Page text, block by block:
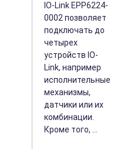
IO-Link EPP6224-
0002 позволяет
подключать до
четырех
устройств IO-
Link, например
исполнительные
механизмы,
датчики или их
комбинации.
Кроме того, ...